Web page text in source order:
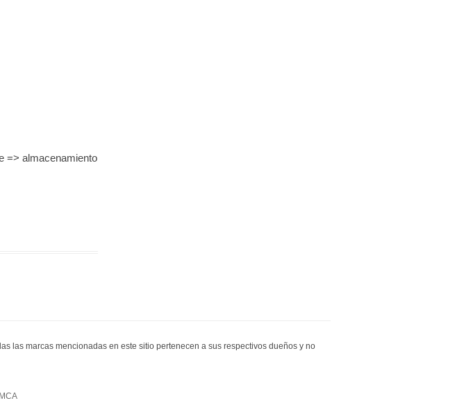
=> almacenamiento
las marcas mencionadas en este sitio pertenecen a sus respectivos dueños y no